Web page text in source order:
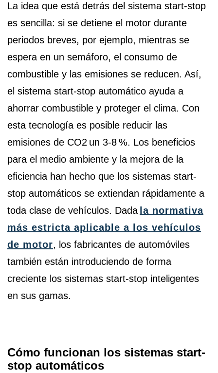
La idea que está detrás del sistema start-stop
es sencilla: si se detiene el motor durante
periodos breves, por ejemplo, mientras se
espera en un semáforo, el consumo de
combustible y las emisiones se reducen. Así,
el sistema start-stop automático ayuda a
ahorrar combustible y proteger el clima. Con
esta tecnología es posible reducir las
emisiones de CO2 un 3-8 %. Los beneficios
para el medio ambiente y la mejora de la
eficiencia han hecho que los sistemas start-
stop automáticos se extiendan rápidamente a
toda clase de vehículos. Dada la normativa
más estricta aplicable a los vehículos
de motor, los fabricantes de automóviles
también están introduciendo de forma
creciente los sistemas start-stop inteligentes
en sus gamas.
Cómo funcionan los sistemas start-
stop automáticos